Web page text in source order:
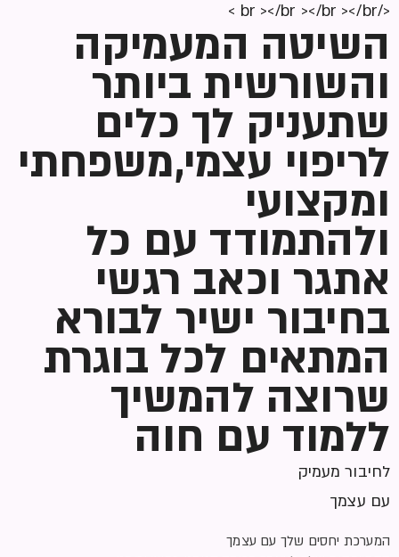
</br ></br ></br ></br >
השיטה המעמיקה
והשורשית ביותר
שתעניק לך כלים
לריפוי עצמי,משפחתי
ומקצועי
ולהתמודד עם כל
אתגר וכאב רגשי
בחיבור ישיר לבורא
המתאים לכל בוגרת
שרוצה להמשיך
ללמוד עם חוה
לחיבור מעמיק
עם עצמך
המערכת יחסים שלך עם עצמך